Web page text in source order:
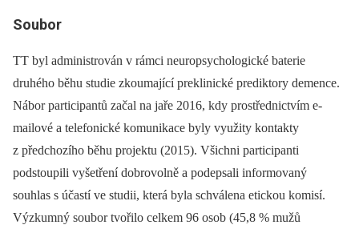
Soubor
TT byl administrován v rámci neuropsychologické baterie
druhého běhu studie zkoumající preklinické prediktory demence.
Nábor participantů začal na jaře 2016, kdy prostřednictvím e-
mailové a telefonické komunikace byly využity kontakty
z předchozího běhu projektu (2015). Všichni participanti
podstoupili vyšetření dobrovolně a podepsali informovaný
souhlas s účastí ve studii, která byla schválena etickou komisí.
Výzkumný soubor tvořilo celkem 96 osob (45,8 % mužů